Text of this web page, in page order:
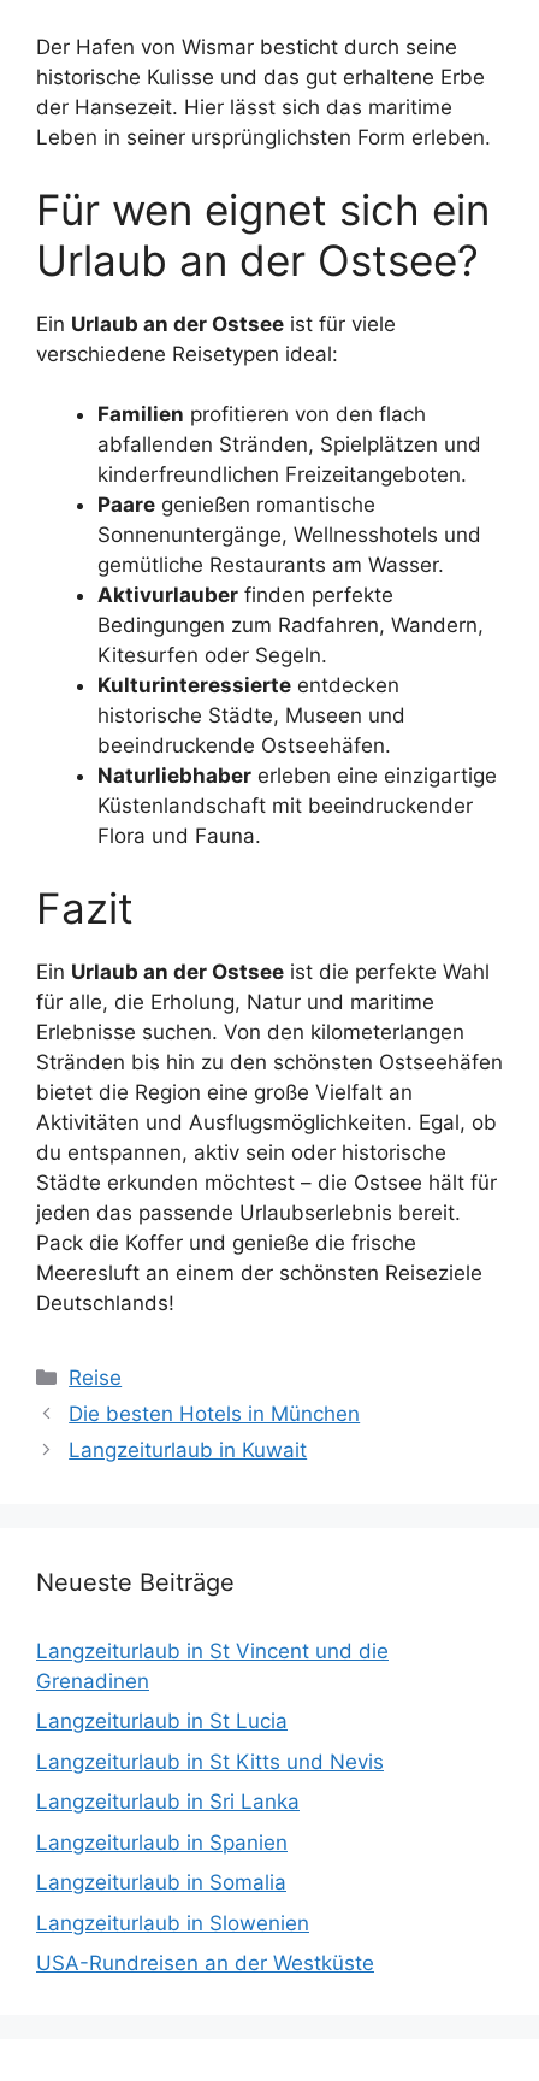
Der Hafen von Wismar besticht durch seine
historische Kulisse und das gut erhaltene Erbe
der Hansezeit. Hier lässt sich das maritime
Leben in seiner ursprünglichsten Form erleben.
Für wen eignet sich ein
Urlaub an der Ostsee?
Ein Urlaub an der Ostsee ist für viele
verschiedene Reisetypen ideal:
Familien profitieren von den flach
abfallenden Stränden, Spielplätzen und
kinderfreundlichen Freizeitangeboten.
Paare genießen romantische
Sonnenuntergänge, Wellnesshotels und
gemütliche Restaurants am Wasser.
Aktivurlauber finden perfekte
Bedingungen zum Radfahren, Wandern,
Kitesurfen oder Segeln.
Kulturinteressierte entdecken
historische Städte, Museen und
beeindruckende Ostseehäfen.
Naturliebhaber erleben eine einzigartige
Küstenlandschaft mit beeindruckender
Flora und Fauna.
Fazit
Ein Urlaub an der Ostsee ist die perfekte Wahl
für alle, die Erholung, Natur und maritime
Erlebnisse suchen. Von den kilometerlangen
Stränden bis hin zu den schönsten Ostseehäfen
bietet die Region eine große Vielfalt an
Aktivitäten und Ausflugsmöglichkeiten. Egal, ob
du entspannen, aktiv sein oder historische
Städte erkunden möchtest – die Ostsee hält für
jeden das passende Urlaubserlebnis bereit.
Pack die Koffer und genieße die frische
Meeresluft an einem der schönsten Reiseziele
Deutschlands!
Kategorien
Reise
Die besten Hotels in München
Langzeiturlaub in Kuwait
Neueste Beiträge
Langzeiturlaub in St Vincent und die
Grenadinen
Langzeiturlaub in St Lucia
Langzeiturlaub in St Kitts und Nevis
Langzeiturlaub in Sri Lanka
Langzeiturlaub in Spanien
Langzeiturlaub in Somalia
Langzeiturlaub in Slowenien
USA-Rundreisen an der Westküste